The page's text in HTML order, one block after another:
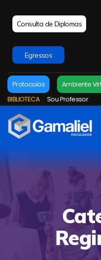
Consulta de Diplomas
Egressos
Protocolos Ambiente
BIBLIOTECA
Sou Professor